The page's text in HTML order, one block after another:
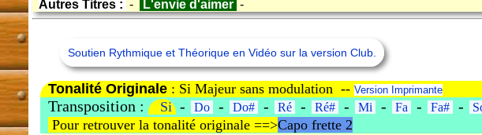
Autres Titres : - L'envie d'aimer -
Soutien Rythmique et Théorique en Vidéo sur la version Club.
Tonalité Originale : Si Majeur sans modulation --Version Imprimante
Transposition : Si - Do - Do# - Ré - Ré# - Mi - Fa - Fa# -
Pour retrouver la tonalité originale ==>Capo frette 2